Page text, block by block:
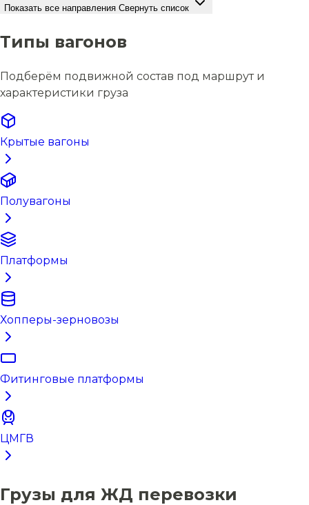
Показать все направления Свернуть список
Типы вагонов
Подберём подвижной состав под маршрут и
характеристики груза
Крытые вагоны
Полувагоны
Платформы
Хопперы-зерновозы
Фитинговые платформы
ЦМГВ
Грузы для ЖД перевозки